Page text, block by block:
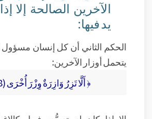
الآخرين الصالحة إلا
يد فيها:
الحكم الثاني أن كل إنسان
يتحمل أوزار الآخرين:
﴿ أَلَّا تَزِرُ وَازِرَةٌ وِزْرَ أُخْرَى (38)﴾